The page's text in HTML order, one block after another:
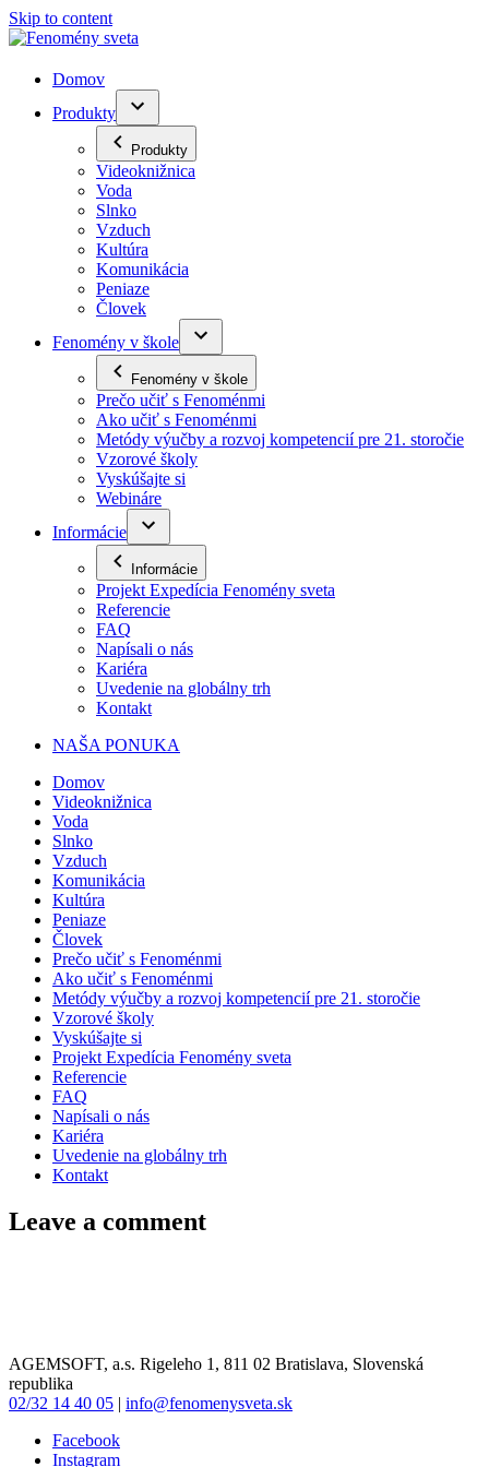
Skip to content
Domov
Produkty
Produkty
Videoknižnica
Voda
Slnko
Vzduch
Kultúra
Komunikácia
Peniaze
Človek
Fenomény v škole
Fenomény v škole
Prečo učiť s Fenoménmi
Ako učiť s Fenoménmi
Metódy výučby a rozvoj kompetencií pre 21. storočie
Vzorové školy
Vyskúšajte si
Webináre
Informácie
Informácie
Projekt Expedícia Fenomény sveta
Referencie
FAQ
Napísali o nás
Kariéra
Uvedenie na globálny trh
Kontakt
NAŠA PONUKA
Domov
Videoknižnica
Voda
Slnko
Vzduch
Komunikácia
Kultúra
Peniaze
Človek
Prečo učiť s Fenoménmi
Ako učiť s Fenoménmi
Metódy výučby a rozvoj kompetencií pre 21. storočie
Vzorové školy
Vyskúšajte si
Projekt Expedícia Fenomény sveta
Referencie
FAQ
Napísali o nás
Kariéra
Uvedenie na globálny trh
Kontakt
Leave a comment
AGEMSOFT, a.s. Rigeleho 1, 811 02 Bratislava, Slovenská
republika
02/32 14 40 05 | info@fenomenysveta.sk
Facebook
Instagram